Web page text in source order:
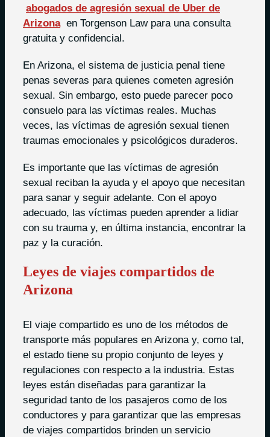
abogados de agresión sexual de Uber de
Arizona en Torgenson Law para una consulta
gratuita y confidencial.
En Arizona, el sistema de justicia penal tiene
penas severas para quienes cometen agresión
sexual. Sin embargo, esto puede parecer poco
consuelo para las víctimas reales. Muchas
veces, las víctimas de agresión sexual tienen
traumas emocionales y psicológicos duraderos.
Es importante que las víctimas de agresión
sexual reciban la ayuda y el apoyo que necesitan
para sanar y seguir adelante. Con el apoyo
adecuado, las víctimas pueden aprender a lidiar
con su trauma y, en última instancia, encontrar la
paz y la curación.
Leyes de viajes compartidos de
Arizona
El viaje compartido es uno de los métodos de
transporte más populares en Arizona y, como tal,
el estado tiene su propio conjunto de leyes y
regulaciones con respecto a la industria. Estas
leyes están diseñadas para garantizar la
seguridad tanto de los pasajeros como de los
conductores y para garantizar que las empresas
de viajes compartidos brinden un servicio